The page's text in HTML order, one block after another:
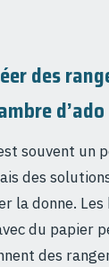
des
d’ado
souvent un
des
la donne.
du papier
des